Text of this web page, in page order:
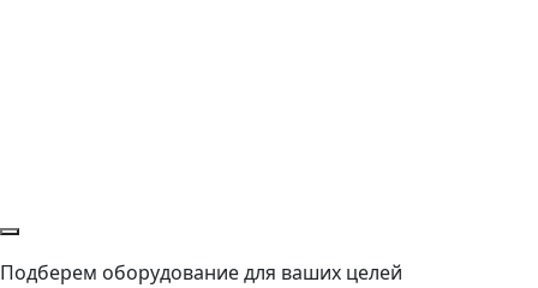
Подберем оборудование для ваших целей